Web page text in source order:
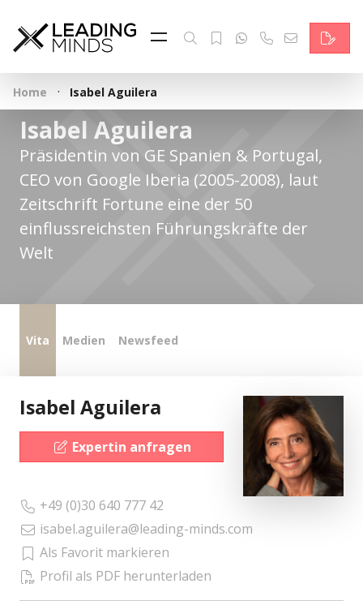
Feed & News
Reading Minds
Themen
Services
Wer wir sind
Kontakt
Home · Isabel Aguilera
Isabel Aguilera
Präsidentin von GE Spanien & Portugal,
CEO von Google Iberia (2005-2008), laut
Zeitschrift Fortune eine der 50
einflussreichsten Führungskräfte der
Welt
Vita Medien Newsfeed
Isabel Aguilera
Expertin anfragen
+49 (0)30 640 777 42
isabel.aguilera@leading-minds.com
Als Favorit markieren
Profil als PDF herunterladen